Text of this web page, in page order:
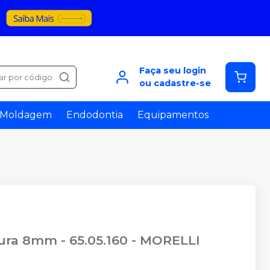
por código
Faça seu login
ou cadastre-se
Moldagem Endodontia Equipamentos
8mm - 65.05.160 - MORELLI